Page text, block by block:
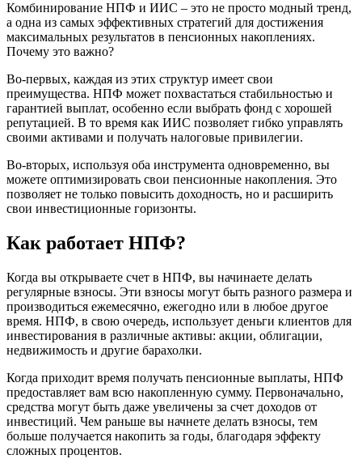
Комбинирование НПФ и ИИС – это не просто модный тренд,
а одна из самых эффективных стратегий для достижения
максимальных результатов в пенсионных накоплениях.
Почему это важно?
Во-первых, каждая из этих структур имеет свои
преимущества. НПФ может похвастаться стабильностью и
гарантией выплат, особенно если выбрать фонд с хорошей
репутацией. В то время как ИИС позволяет гибко управлять
своими активами и получать налоговые привилегии.
Во-вторых, используя оба инструмента одновременно, вы
можете оптимизировать свои пенсионные накопления. Это
позволяет не только повысить доходность, но и расширить
свои инвестиционные горизонты.
Как работает НПФ?
Когда вы открываете счет в НПФ, вы начинаете делать
регулярные взносы. Эти взносы могут быть разного размера и
производиться ежемесячно, ежегодно или в любое другое
время. НПФ, в свою очередь, использует деньги клиентов для
инвестирования в различные активы: акции, облигации,
недвижимость и другие барахолки.
Когда приходит время получать пенсионные выплаты, НПФ
предоставляет вам всю накопленную сумму. Первоначально,
средства могут быть даже увеличены за счет доходов от
инвестиций. Чем раньше вы начнете делать взносы, тем
больше получается накопить за годы, благодаря эффекту
сложных процентов.